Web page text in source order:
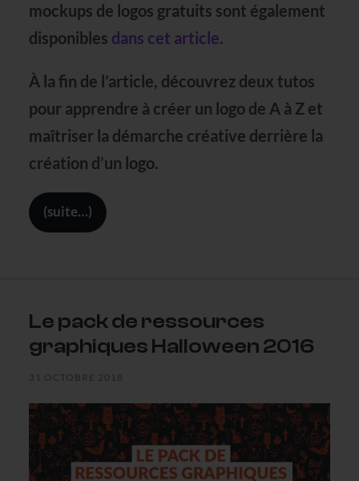
mockups de logos gratuits sont également
disponibles dans cet article.
À la fin de l’article, découvrez deux tutos
pour apprendre à créer un logo de A à Zet
maîtriser la démarche créative derrière la
création d’un logo.
(suite…)
Le pack de ressources
graphiques Halloween 2016
31 OCTOBRE 2018